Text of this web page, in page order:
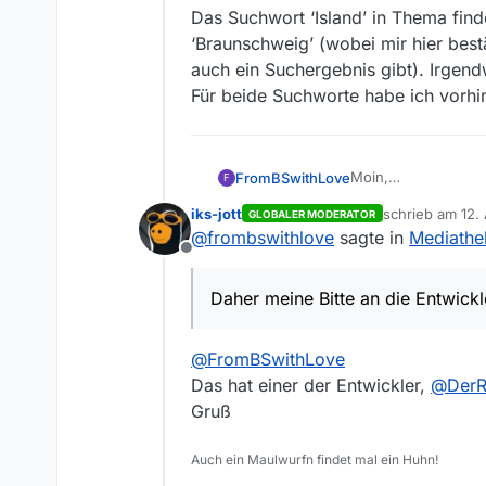
Das Suchwort ‘Island’ in Thema
‘Braunschweig’ (wobei mir hier
auch ein Suchergebnis gibt).
Für beide Suchworte habe ich
F FromBSwithLoveMoin,
(bitte seht es mir
ist - hoffe daher
Mehraufwand
Dann habe ich
Das Suchwort
Offline
iks-jott GLOBALER MODERATOR schrieb am 12.
zuletzt editiert
@frombswithlove sagte in
Daher meine Bitte an die
@FromBSwithLove
Das hat einer der Entwickler, @
Gruß
Auch ein Maulwurfn findet mal ein Huhn!